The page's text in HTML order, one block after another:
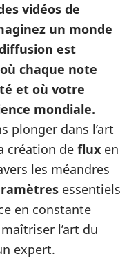
vidéos de
un monde
est
chaque note
et où votre
mondiale.
plonger dans l’art
création de flux en
les méandres
essentiels
en constante
l’art du
expert.